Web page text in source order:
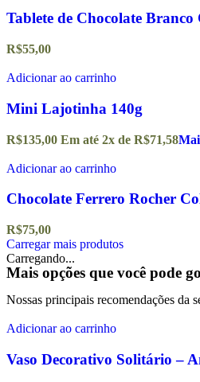
Tablete de Chocolate
R$55,00
Adicionar ao carrinho
Mini Lajotinha 140g
R$135,00 Em até 2x de R$71,58
Adicionar ao carrinho
Chocolate Ferrero Rocher
R$75,00
Carregar mais produtos
Carregando...
Mais opções que você pode
Nossas principais recomendações da
Adicionar ao carrinho
Vaso Decorativo Solitário –